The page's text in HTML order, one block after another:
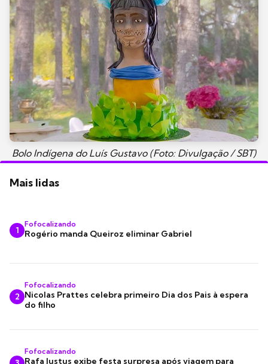
Bolo Indígena do Luís Gustavo (Foto: Divulgação / SBT)
Mais lidas
1
Fofocalizando
Rogério manda Queiroz eliminar Gabriel
2
Fofocalizando
Nicolas Prattes celebra primeiro Dia dos Pais à espera
do filho
Fofocalizando
Rafa Justus exibe festa surpresa após viagem para